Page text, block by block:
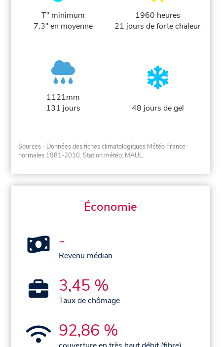
T° minimum
7.3° en moyenne
1960 heures
21 jours de forte chaleur
1121mm
131 jours
48 jours de gel
Sources - Données des fiches climatologiques Météo France ·
normales 1981-2010. Station météo: MAUL.
Économie
-
Revenu médian
3,45 %
Taux de chômage
92,86 %